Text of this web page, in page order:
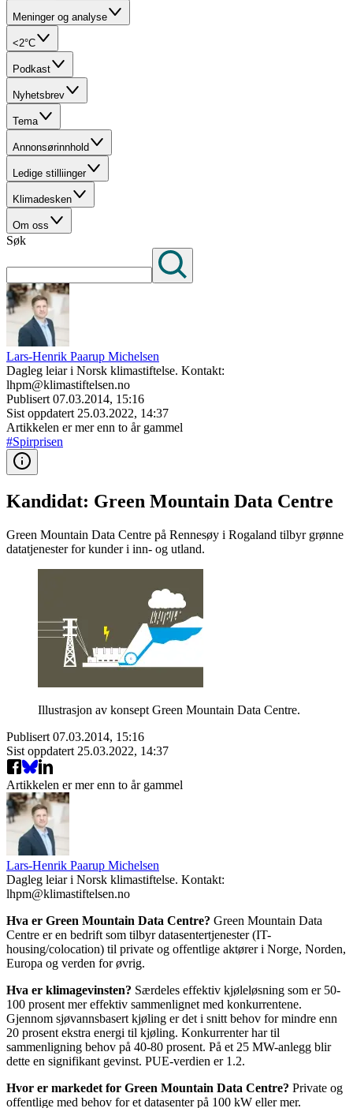
Meninger og analyse
<2°C
Podkast
Nyhetsbrev
Tema
Annonsørinnhold
Ledige stilliinger
Klimadesken
Om oss
Søk
Lars-Henrik Paarup Michelsen
Dagleg leiar i Norsk klimastiftelse. Kontakt:
lhpm@klimastiftelsen.no
Publisert 07.03.2014, 15:16
Sist oppdatert 25.03.2022, 14:37
Artikkelen er mer enn to år gammel
#Spirprisen
Kandidat: Green Mountain Data Centre
Green Mountain Data Centre på Rennesøy i Rogaland tilbyr grønne
datatjenester for kunder i inn- og utland.
Illustrasjon av konsept Green Mountain Data Centre.
Publisert 07.03.2014, 15:16
Sist oppdatert 25.03.2022, 14:37
Artikkelen er mer enn to år gammel
Lars-Henrik Paarup Michelsen
Dagleg leiar i Norsk klimastiftelse. Kontakt:
lhpm@klimastiftelsen.no
Hva er Green Mountain Data Centre? Green Mountain Data
Centre er en bedrift som tilbyr datasentertjenester (IT-
housing/colocation) til private og offentlige aktører i Norge, Norden,
Europa og verden for øvrig.
Hva er klimagevinsten? Særdeles effektiv kjøleløsning som er 50-
100 prosent mer effektiv sammenlignet med konkurrentene.
Gjennom sjøvannsbasert kjøling er det i snitt behov for mindre enn
20 prosent ekstra energi til kjøling. Konkurrenter har til
sammenligning behov på 40-80 prosent. På et 25 MW-anlegg blir
dette en signifikant gevinst. PUE-verdien er 1.2.
Hvor er markedet for Green Mountain Data Centre? Private og
offentlige med behov for et datasenter på 100 kW eller mer.